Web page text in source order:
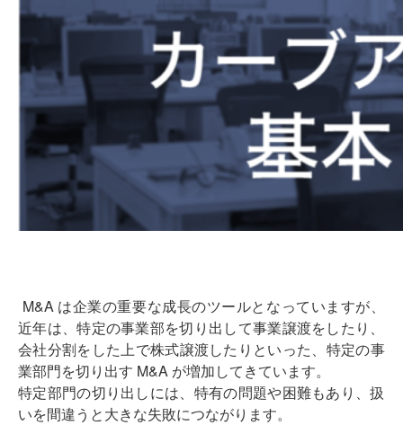
M&Aは企業の重要な成長のツールとなっていますが、
近年は、特定の事業部を切り出して事業譲渡をしたり、
会社分割をした上で株式譲渡したりといった、 特定の事
業部門を切り出す M&A が増加してきています。
特定部門の切り出しには、 特有の問題や困難もあり、扱
いを間違うと大きな失敗につながります。